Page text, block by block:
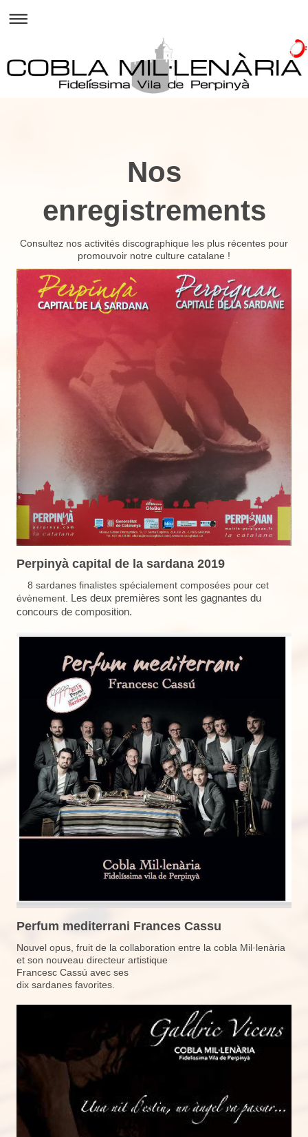
Nos
enregistrements
Consultez nos activités discographique les plus récentes pour
promouvoir notre culture catalane !
Perpinyà capital de la sardana 2019
8 sardanes finalistes spécialement composées pour cet
évènement. Les deux premières sont les gagnantes du
concours de composition.
Perfum mediterrani Frances Cassu
Nouvel opus, fruit de la collaboration entre la cobla Mil·lenària
et son nouveau directeur artistique
Francesc Cassú avec ses
dix sardanes favorites.